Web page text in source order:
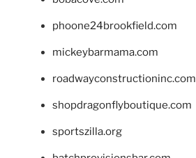
phoone24brookfield.com
mickeybarmama.com
roadwayconstructioninc.com
shopdragonflyboutique.com
sportszilla.org